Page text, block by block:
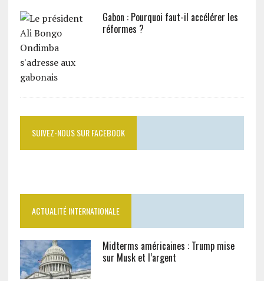
Gabon : Pourquoi faut-il accélérer les
réformes ?
SUIVEZ-NOUS SUR FACEBOOK
ACTUALITÉ INTERNATIONALE
Midterms américaines : Trump mise
sur Musk et l’argent